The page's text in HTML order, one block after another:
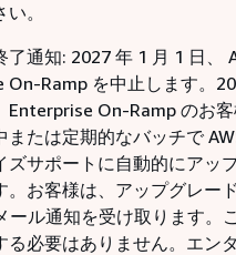
。
了通知: 2027 年 1 月 1 日、
On-Ramp を中止します。
Enterprise On-Ramp のお客
または定期的なバッチで
ズサポートに自動的にアッ
。お客様は、アップグレー
ール通知を受け取ります。
る必要はありません。エン